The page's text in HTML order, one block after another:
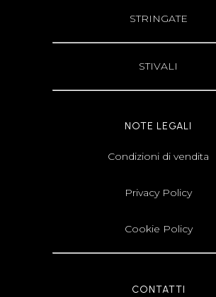
STRINGATE
STIVALI
NOTE LEGALI
Condizioni di vendita
Privacy Policy
Cookie Policy
CONTATTI